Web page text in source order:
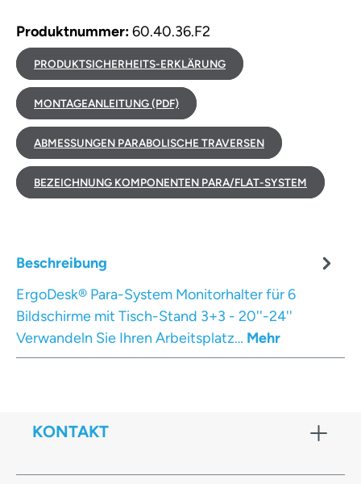
Produktnummer:60.40.36.F2
PRODUKTSICHERHEITS-ERKLÄRUNG
MONTAGEANLEITUNG (PDF)
ABMESSUNGEN PARABOLISCHE TRAVERSEN
BEZEICHNUNG KOMPONENTEN PARA/FLAT-SYSTEM
Beschreibung
ErgoDesk® Para-System Monitorhalter für 6
Bildschirme mit Tisch-Stand 3+3 - 20''-24''
Verwandeln Sie Ihren Arbeitsplatz… Mehr
KONTAKT